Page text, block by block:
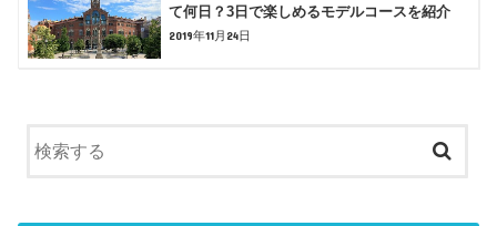
て何日？3日で楽しめるモデルコースを紹介
2019年11月24日